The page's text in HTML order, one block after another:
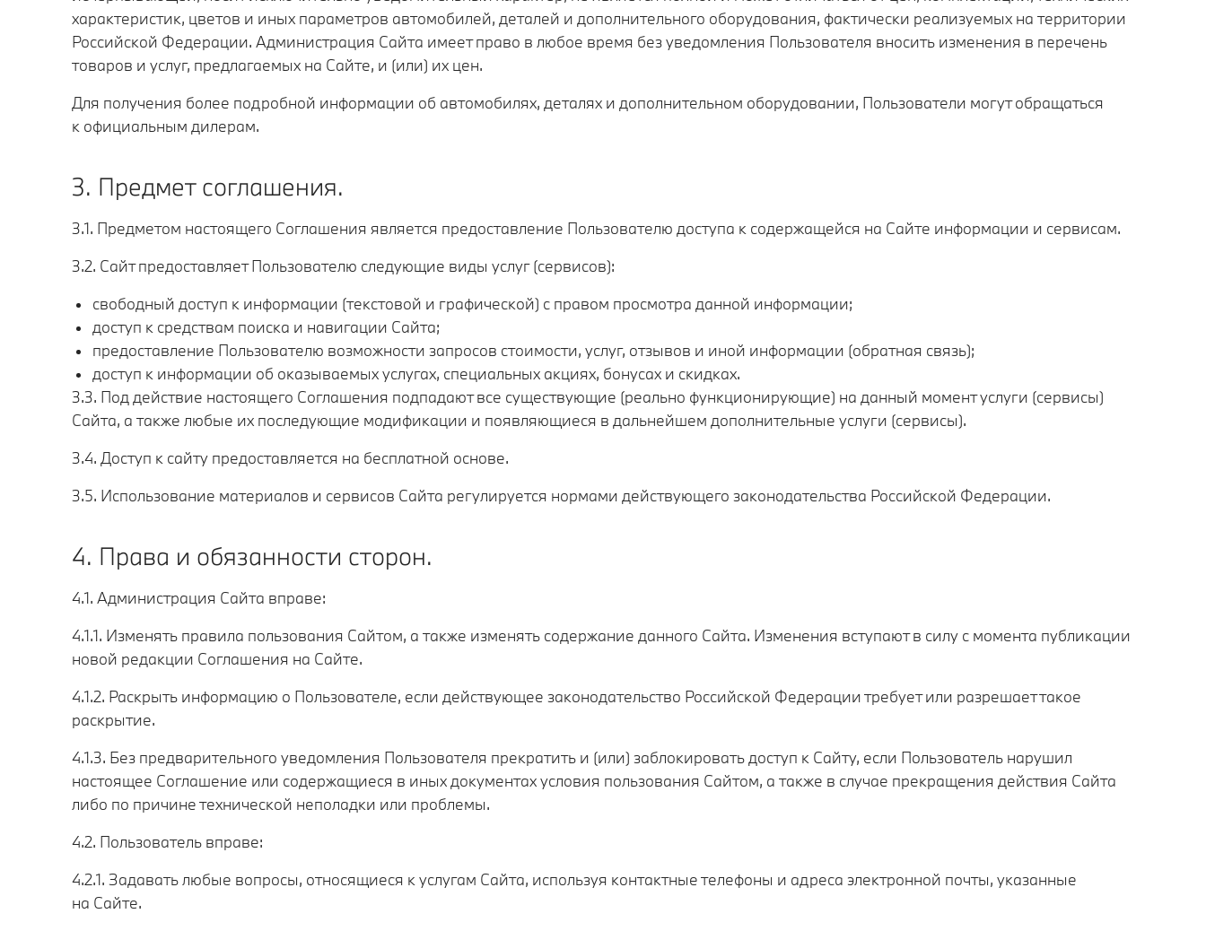
характеристик, цветов и иных параметров автомобилей, деталей и дополнительного оборудования, фактически реализуемых на территории
Российской Федерации. Администрация Сайта имеет право в любое время без уведомления Пользователя вносить изменения в перечень
товаров и услуг, предлагаемых на Сайте, и (или) их цен.
Для получения более подробной информации об автомобилях, деталях и дополнительном оборудовании, Пользователи могут обращаться
к официальным дилерам.
3. Предмет соглашения.
3.1. Предметом настоящего Соглашения является предоставление Пользователю доступа к содержащейся на Сайте информации и сервисам.
3.2. Сайт предоставляет Пользователю следующие виды услуг (сервисов):
свободный доступ к информации (текстовой и графической) с правом просмотра данной информации;
доступ к средствам поиска и навигации Сайта;
предоставление Пользователю возможности запросов стоимости, услуг, отзывов и иной информации (обратная связь);
доступ к информации об оказываемых услугах, специальных акциях, бонусах и скидках.
3.3. Под действие настоящего Соглашения подпадают все существующие (реально функционирующие) на данный момент услуги (сервисы)
Сайта, а также любые их последующие модификации и появляющиеся в дальнейшем дополнительные услуги (сервисы).
3.4. Доступ к сайту предоставляется на бесплатной основе.
3.5. Использование материалов и сервисов Сайта регулируется нормами действующего законодательства Российской Федерации.
4. Права и обязанности сторон.
4.1. Администрация Сайта вправе:
4.1.1. Изменять правила пользования Сайтом, а также изменять содержание данного Сайта. Изменения вступают в силу с момента публикации
новой редакции Соглашения на Сайте.
4.1.2. Раскрыть информацию о Пользователе, если действующее законодательство Российской Федерации требует или разрешает такое
раскрытие.
4.1.3. Без предварительного уведомления Пользователя прекратить и (или) заблокировать доступ к Сайту, если Пользователь нарушил
настоящее Соглашение или содержащиеся в иных документах условия пользования Сайтом, а также в случае прекращения действия Сайта
либо по причине технической неполадки или проблемы.
4.2. Пользователь вправе:
4.2.1. Задавать любые вопросы, относящиеся к услугам Сайта, используя контактные телефоны и адреса электронной почты, указанные
на Сайте.